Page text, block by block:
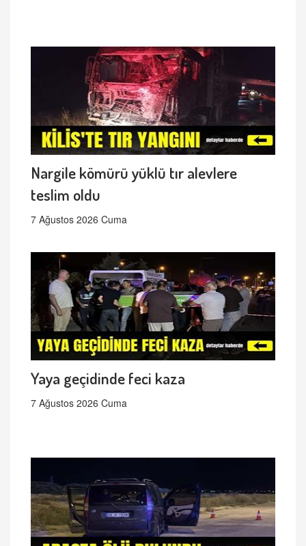
Nargile kömürü yüklü tır alevlere
teslim oldu
7 Ağustos 2026 Cuma
Yaya geçidinde feci kaza
7 Ağustos 2026 Cuma